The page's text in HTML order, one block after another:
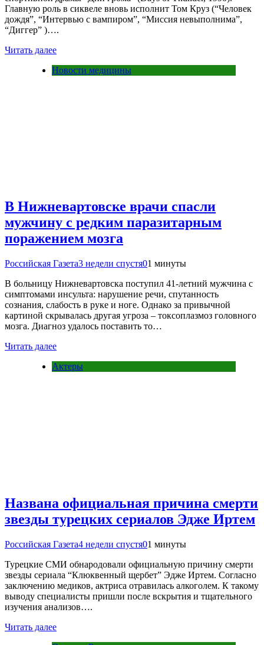
Главную роль в сиквеле вновь исполнит Том Круз (“Человек
дождя”, “Интервью с вампиром”, “Миссия невыполнима”,
“Диггер” )….
Читать далее
Новости медицины
В Нижневартовске врачи спасли
мужчину с редким паразитарным
поражением мозга
Российская Газета3 недели спустя01 минуты
В больницу Нижневартовска поступил 41-летний мужчина с
симптомами инсульта: нарушение речи, спутанность
сознания, слабость в руке и ноге. Однако за привычной
картиной скрывалась другая угроза – токсоплазмоз головного
мозга. Диагноз удалось поставить то…
Читать далее
Актеры
Названа официальная причина смерти
звезды турецких сериалов Эдже Иртем
Российская Газета4 недели спустя01 минуты
Турецкие СМИ обнародовали официальную причину смерти
звезды сериала “Клюквенный щербет” Эдже Иртем. Согласно
заключению медиков, актриса отравилась алкоголем. К такому
выводу специалисты пришли после вскрытия и тщательного
изучения анализов….
Читать далее